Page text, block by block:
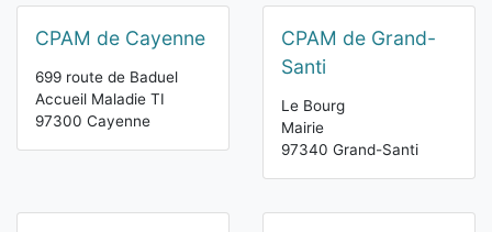
CPAM de Cayenne
699 route de Baduel
Accueil Maladie TI
97300 Cayenne
CPAM de Grand-
Santi
Le Bourg
Mairie
97340 Grand-Santi